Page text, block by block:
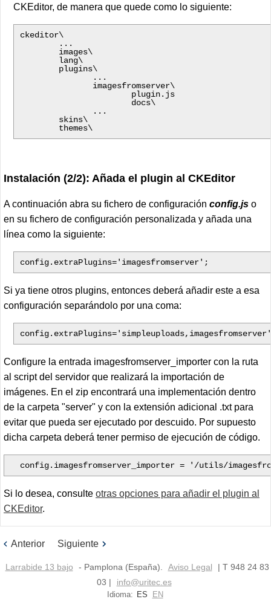
CKEditor, de manera que quede como lo siguiente:
ckeditor\
        ...
        images\
        lang\
        plugins\
               ...
               imagesfromserver\
                       plugin.js
                       docs\
               ...
        skins\
        themes\
Instalación (2/2): Añada el plugin al CKEditor
A continuación abra su fichero de configuración config.js o
en su fichero de configuración personalizada y añada una
línea como la siguiente:
config.extraPlugins='imagesfromserver';
Si ya tiene otros plugins, entonces deberá añadir este a esa
configuración separándolo por una coma:
Configure la entrada imagesfromserver_importer con la ruta
al script del servidor que realizará la importación de
imágenes. En el zip encontrará una implementación dentro
de la carpeta "server" y con la extensión adicional .txt para
evitar que pueda ser ejecutado por descuido. Por supuesto
dicha carpeta deberá tener permiso de ejecución de código.
config.imagesfromserver_importer = '/utils/
Si lo desea, consulte otras opciones para añadir el plugin al
CKEditor.
Anterior Siguiente
Larrabide 13 bajo - Pamplona (España). Aviso Legal
| T 948 24 83
03 |
info@uritec.es
Idioma: ES EN